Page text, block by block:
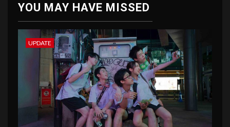
YOU MAY HAVE MISSED
UPDATE